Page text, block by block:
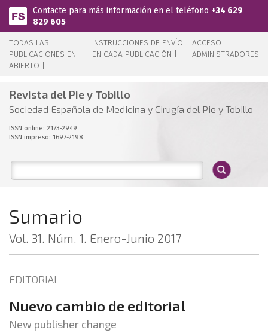
Pasar al contenido principal
Contacte para más información en el teléfono +34 629
829 605
TODAS LAS
PUBLICACIONES EN
ABIERTO |
INSTRUCCIONES DE ENVÍO
EN CADA PUBLICACIÓN |
ACCESO
ADMINISTRADORES
Revista del Pie y Tobillo
Sociedad Española de Medicina y Cirugía del Pie y Tobillo
ISSN online: 2173-2949
ISSN impreso: 1697-2198
Sumario
Vol. 31. Núm. 1. Enero-Junio 2017
EDITORIAL
Nuevo cambio de editorial
New publisher change